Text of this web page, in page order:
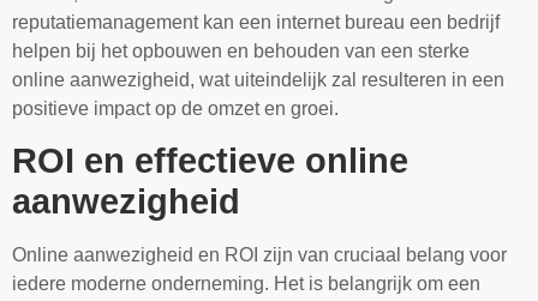
reputatiemanagement kan een internet bureau een bedrijf
helpen bij het opbouwen en behouden van een sterke
online aanwezigheid, wat uiteindelijk zal resulteren in een
positieve impact op de omzet en groei.
ROI en effectieve online
aanwezigheid
Online aanwezigheid en ROI zijn van cruciaal belang voor
iedere moderne onderneming. Het is belangrijk om een